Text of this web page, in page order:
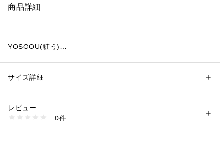
商品詳細
YOSOOU(粧う)
スタイリッシュで都会的、街で着るためのスタンダードなダ
新素材を使用。
性別：レディース
素材：表地 : ポリエステル100%(裏面ポリウレタンラミネート加工)裏地 :
0％ フェザー10％
※詳しい洗濯方法については、商品の品質表示タグをご覧ください
サイズ詳細
レビュー
0件